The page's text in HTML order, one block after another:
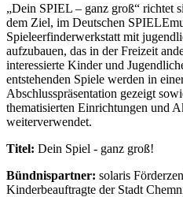
„Dein SPIEL – ganz groß“ richtet
dem Ziel, im Deutschen
Spieleerfinderwerkstatt mit
aufzubauen, das in der Freizeit
interessierte Kinder und
entstehenden Spiele werden in
Abschlusspräsentation gezeigt
thematisierten Einrichtungen und
weiterverwendet.
Titel: Dein Spiel - ganz groß!
Bündnispartner: solaris
Kinderbeauftragte der Stadt